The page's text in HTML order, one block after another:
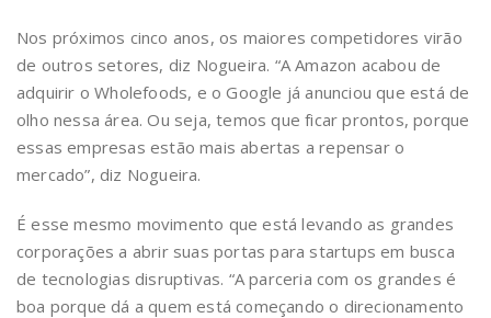
Nos próximos cinco anos, os maiores competidores virão
de outros setores, diz Nogueira. “A Amazon acabou de
adquirir o Wholefoods, e o Google já anunciou que está de
olho nessa área. Ou seja, temos que ficar prontos, porque
essas empresas estão mais abertas a repensar o
mercado”, diz Nogueira.
É esse mesmo movimento que está levando as grandes
corporações a abrir suas portas para startups em busca
de tecnologias disruptivas. “A parceria com os grandes é
boa porque dá a quem está começando o direcionamento